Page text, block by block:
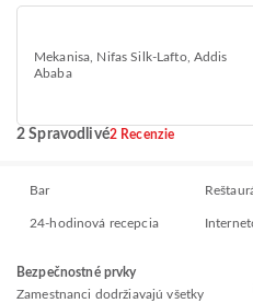
Mekanisa, Nifas Silk-Lafto, Addis
Ababa
2 Spravodlivé2 Recenzie
Bar
24-hodinová recepcia
Bezpečnostné prvky
Zamestnanci dodržiavajú všetky